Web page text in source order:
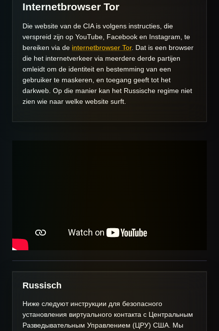
Internetbrowser Tor
Die website van de CIA is volgens instructies, die
verspreid zijn op YouTube , Facebook en Instagram, te
bereiken via de internetbrowser Tor. Dat is een browser
die het internetverkeer via meerdere derde partijen
omleidt om de identiteit en bestemming van een
gebruiker te maskeren, en toegang geeft tot het
darkweb. Op die manier kan het Russische regime niet
zien wie naar welke website surft.
Russisch
Ниже следуют инструкции для безопасного
установления виртуального контакта с Центральным
Разведывательным Управлением (ЦРУ) США. Мы